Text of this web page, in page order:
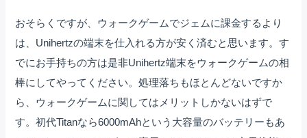
おそらくですが、ウォークゲームでジェムに課金するより
は、Unihertzの端末を仕入れる方が安く済むと思います。す
でにお手持ちの方は是非Unihertz端末をウォークゲームの相
棒にしてやってください。処理落ちもほとんどないですか
ら、ウォークゲームに関してはメリットしかないはずで
す。初代Titanなら6000mAhという大容量のバッテリーもあ